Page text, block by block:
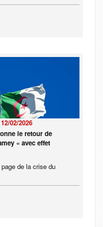
12/02/2026
le retour de
« avec effet
page de la crise du